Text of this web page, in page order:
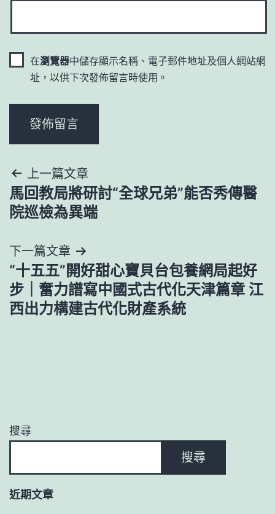
在瀏覽器中儲存顯示名稱、電子郵件地址及個人網站網
址，以供下次發佈留言時使用。
文
章
覽
上一篇文章
馬回教局將研討“全球兄弟”能否秀傳醫
院巡檢為異端
下一篇文章
“十五五”開好甜心寶貝台包養網局起好
步｜奮力譜寫中國式古代化天津篇章 江
西出力構建古代化財產系統
搜尋
搜尋
近期文章